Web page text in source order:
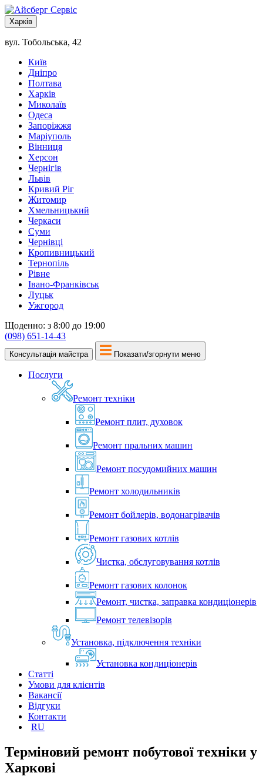
Харків
вул. Тобольська, 42
Київ
Дніпро
Полтава
Харків
Миколаїв
Одеса
Запоріжжя
Маріуполь
Вінниця
Херсон
Чернігів
Львів
Кривий Ріг
Житомир
Хмельницький
Черкаси
Суми
Чернівці
Кропивницький
Тернопіль
Рівне
Івано-Франківськ
Луцьк
Ужгород
Щоденно: з 8:00 до 19:00
(098) 651-14-43
Консультація майстра Показати/згорнути меню
Послуги
Ремонт техніки
Ремонт плит, духовок
Ремонт пральних машин
Ремонт посудомийних машин
Ремонт холодильників
Ремонт бойлерів, водонагрівачів
Ремонт газових котлів
Чистка, обслуговування котлів
Ремонт газових колонок
Ремонт, чистка, заправка кондиціонерів
Ремонт телевізорів
Установка, підключення техніки
Установка кондиціонерів
Статті
Умови для клієнтів
Вакансії
Відгуки
Контакти
RU
Терміновий ремонт побутової техніки у
Харкові